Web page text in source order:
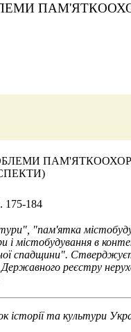
175-184
"пам'ятка
містобудування в
спадщини".
Державного реєстру
історії та культури